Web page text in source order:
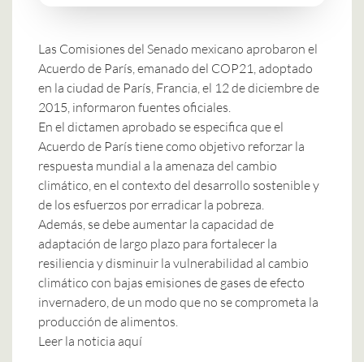
Las Comisiones del Senado mexicano aprobaron el
Acuerdo de París, emanado del COP21, adoptado
en la ciudad de París, Francia, el 12 de diciembre de
2015, informaron fuentes oficiales.
En el dictamen aprobado se especifica que el
Acuerdo de París tiene como objetivo reforzar la
respuesta mundial a la amenaza del cambio
climático, en el contexto del desarrollo sostenible y
de los esfuerzos por erradicar la pobreza.
Además, se debe aumentar la capacidad de
adaptación de largo plazo para fortalecer la
resiliencia y disminuir la vulnerabilidad al cambio
climático con bajas emisiones de gases de efecto
invernadero, de un modo que no se comprometa la
producción de alimentos.
Leer la noticia aquí